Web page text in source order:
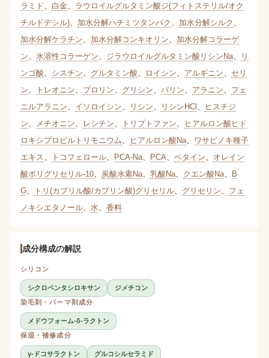
ラミド
白金
ラウロイルグルタミン酸ジ(フィトステリル/オク
チルドデシル)、 加水分解ハチミツタンパク 加水分解シルク
加水分解ケラチン
加水分解コンキオリン
加水分解コラーゲ
ン
水溶性コラーゲン ジラウロイルグルタミン酸リシンNa、
リ
ンゴ酸
シスチン グルタミン酸 ロイシン アルギニン
セリ
ン
トレオニン プロリン グリシン バリン アラニン
フェ
ニルアラニン
イソロイシン リシン リシンHCl
ヒスチジ
ン
メチオニン レシチン トリプトファン
ヒアルロン酸ヒド
ロキシプロピルトリモニウム
ヒアルロン酸Na、 ワサビノキ種子
エキス
トコフェロール、 PCA-Na、 PCA ベタイン
オレイン
酸ポリグリセリル-10、 炭酸水素Na、 乳酸Na、 クエン酸Na、 B
G、 トリ(カプリル酸/カプリン酸)グリセリル、 グリセリン
フェ
ノキシエタノール、 水 香料
成分構成の解説
シリコン
シクロペンタシロキサン
ジメチコン
染毛剤・パーマ剤成分
メドウフォーム-δ-ラクトン
保湿・補修成分
γ-ドコサラクトン グルコシルセラミド